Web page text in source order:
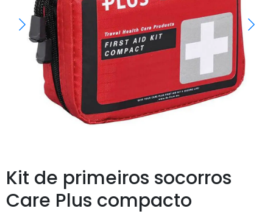
Kit de primeiros socorros
Care Plus compacto